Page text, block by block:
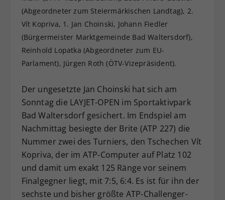
(Abgeordneter zum Steiermärkischen Landtag), 2.
Vít Kopriva, 1. Jan Choinski, Johann Fiedler
(Bürgermeister Marktgemeinde Bad Waltersdorf),
Reinhold Lopatka (Abgeordneter zum EU-
Parlament), Jürgen Roth (ÖTV-Vizepräsident).
Der ungesetzte Jan Choinski hat sich am
Sonntag die LAYJET-OPEN im Sportaktivpark
Bad Waltersdorf gesichert. Im Endspiel am
Nachmittag besiegte der Brite (ATP 227) die
Nummer zwei des Turniers, den Tschechen Vít
Kopriva, der im ATP-Computer auf Platz 102
und damit um exakt 125 Ränge vor seinem
Finalgegner liegt, mit 7:5, 6:4. Es ist für ihn der
sechste und bisher größte ATP-Challenger-
Zweck
Dieser Wert speichert Ihre Consent-
Einstellungen. Unter anderem eine
zufällig generierte ID, für die
historische Speicherung Ihrer
vorgenommen Einstellungen, falls der
Webseiten-Betreiber dies eingestellt